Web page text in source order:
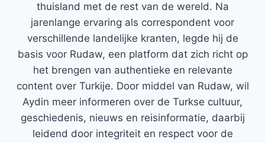
thuisland met de rest van de wereld. Na
jarenlange ervaring als correspondent voor
verschillende landelijke kranten, legde hij de
basis voor Rudaw, een platform dat zich richt op
het brengen van authentieke en relevante
content over Turkije. Door middel van Rudaw, wil
Aydin meer informeren over de Turkse cultuur,
geschiedenis, nieuws en reisinformatie, daarbij
leidend door integriteit en respect voor de